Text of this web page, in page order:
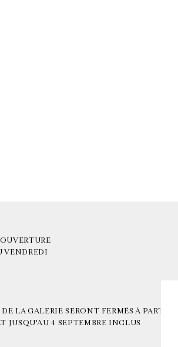
VENDREDI
DE LA GALERIE SERONT FERMÉS À PARTIR
JUSQU'AU 4 SEPTEMBRE INCLUS